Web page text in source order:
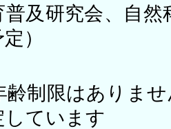
普及研究会、自
）
齢制限はありま
しています